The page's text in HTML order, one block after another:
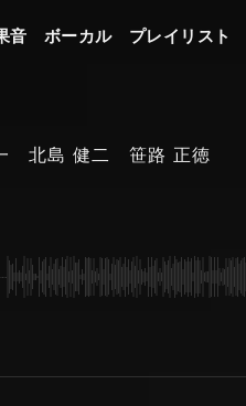
音 ボーカル プレイリスト
北島 健二 笹路 正徳